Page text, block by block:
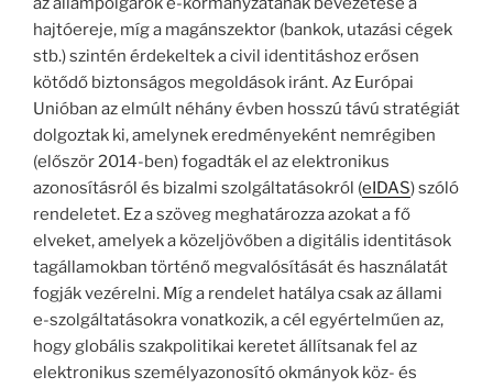
hajtóereje, míg a magánszektor (bankok, utazási cégek
stb.) szintén érdekeltek a civil identitáshoz erősen
kötődő biztonságos megoldások iránt. Az Európai
Unióban az elmúlt néhány évben hosszú távú stratégiát
dolgoztak ki, amelynek eredményeként nemrégiben
(először 2014-ben) fogadták el az elektronikus
azonosításról és bizalmi szolgáltatásokról (eIDAS) szóló
rendeletet. Ez a szöveg meghatározza azokat a fő
elveket, amelyek a közeljövőben a digitális identitások
tagállamokban történő megvalósítását és használatát
fogják vezérelni. Míg a rendelet hatálya csak az állami
e-szolgáltatásokra vonatkozik, a cél egyértelműen az,
hogy globális szakpolitikai keretet állítsanak fel az
elektronikus személyazonosító okmányok köz- és